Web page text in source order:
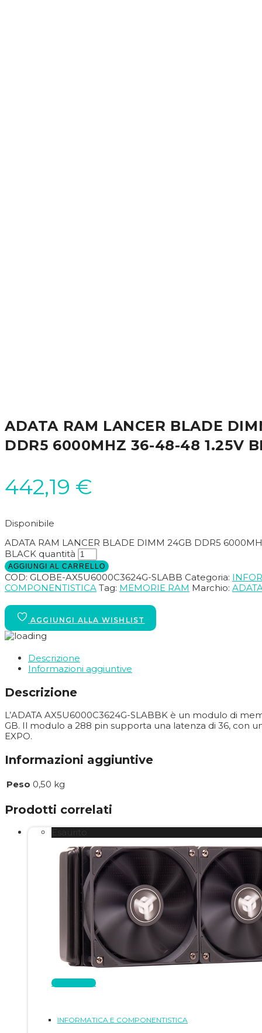
ADATA RAM LANCER BLADE
DDR5 6000MHZ 36-48-48 1.25V
442,19 €
Disponibile
ADATA RAM LANCER BLADE DIMM 24GB DDR5
BLACK quantità
AGGIUNGI AL CARRELLO
COD: GLOBE-AX5U6000C3624G-SLABB Categoria:
COMPONENTISTICA Tag: MEMORIE RAM Marchio:
Descrizione
Informazioni aggiuntive
Descrizione
L’ADATA AX5U6000C3624G-SLABBK è un modulo di
GB. Il modulo a 288 pin supporta una latenza di 36, con
EXPO.
Informazioni aggiuntive
Peso 0,50 kg
Prodotti correlati
Esaurito
Leggi tutto
INFORMATICA E COMPONENTISTICA